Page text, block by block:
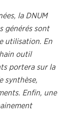
la DNUM
générés sont
utilisation. En
outil
portera sur la
synthèse,
Enfin, une